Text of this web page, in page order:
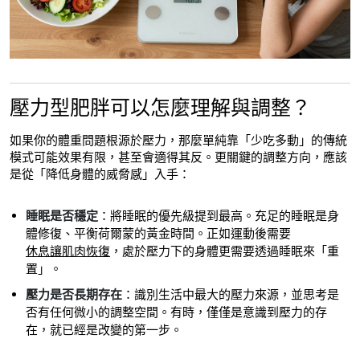
壓力型肥胖可以怎麼理解與調整？
如果你的體重問題根源於壓力，那麼單純靠「少吃多動」的傳統
模式可能效果有限，甚至會適得其反。更關鍵的調整方向，應該
是從「降低身體的威脅感」入手：
睡眠是否穩定 ：將睡眠的優先級提到最高。充足的睡眠是身
體修復、平衡荷爾蒙的黃金時間。正如運動後需要
休息讓肌肉恢復 ，處於壓力下的身體更需要透過睡眠來「重
置」。
壓力是否長期存在 ：識別生活中最大的壓力來源，並思考是
否有任何微小的調整空間。有時，僅僅是意識到壓力的存
在，就已經是改變的第一步。